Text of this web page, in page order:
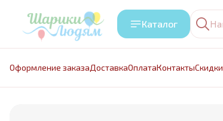
Каталог
Оформление заказаДоставкаОплатаКонтактыCкидки